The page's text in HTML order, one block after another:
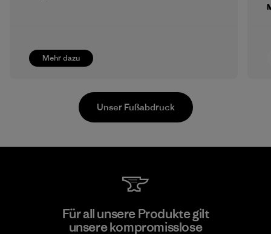
Mehr dazu
Hirdaramani Industries (Pvt)
Ltd. - Kuruwita
Unser Fußabdruck
Für all unsere Produkte gilt
unsere kompromisslose